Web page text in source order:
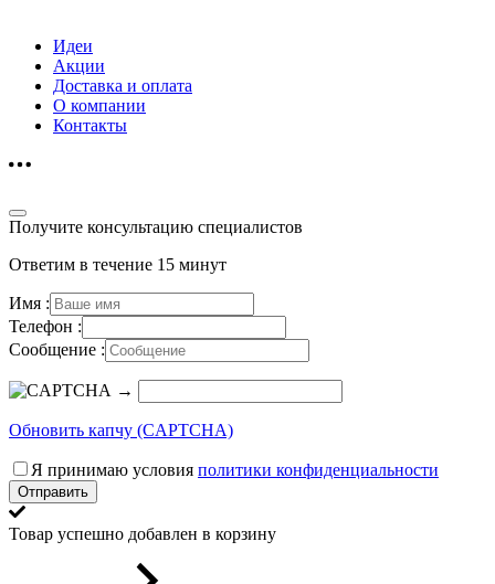
Идеи
Акции
Доставка и оплата
О компании
Контакты
Получите консультацию специалистов
Ответим в течение 15 минут
Имя :
Телефон :
Сообщение :
→
Обновить капчу (CAPTCHA)
Я принимаю условия политики конфиденциальности
Отправить
Товар успешно добавлен в корзину